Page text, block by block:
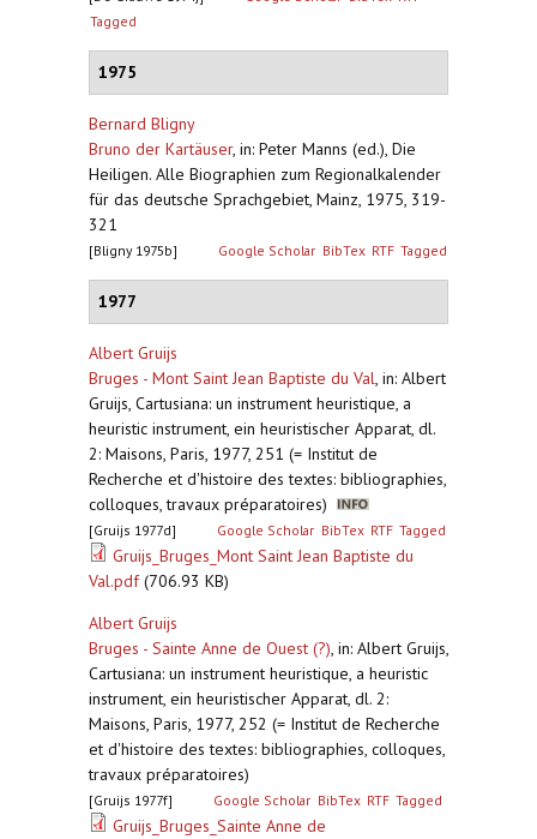
Tagged
1975
Bernard Bligny
Bruno der Kartäuser, in: Peter Manns (ed.), Die
Heiligen. Alle Biographien zum Regionalkalender
für das deutsche Sprachgebiet, Mainz, 1975, 319-
321
[Bligny 1975b] Google Scholar BibTex RTF Tagged
1977
Albert Gruijs
Bruges - Mont Saint Jean Baptiste du Val, in: Albert
Gruijs, Cartusiana: un instrument heuristique, a
heuristic instrument, ein heuristischer Apparat, dl.
2: Maisons, Paris, 1977, 251 (= Institut de
Recherche et d'histoire des textes: bibliographies,
colloques, travaux préparatoires)
[Gruijs 1977d] Google Scholar BibTex RTF Tagged
Gruijs_Bruges_Mont Saint Jean Baptiste du
Val.pdf(706.93 KB)
Albert Gruijs
Bruges - Sainte Anne de Ouest (?), in: Albert Gruijs,
Cartusiana: un instrument heuristique, a heuristic
instrument, ein heuristischer Apparat, dl. 2:
Maisons, Paris, 1977, 252 (= Institut de Recherche
et d'histoire des textes: bibliographies, colloques,
travaux préparatoires)
[Gruijs 1977f] Google Scholar BibTex RTF Tagged
Gruijs_Bruges_Sainte Anne de